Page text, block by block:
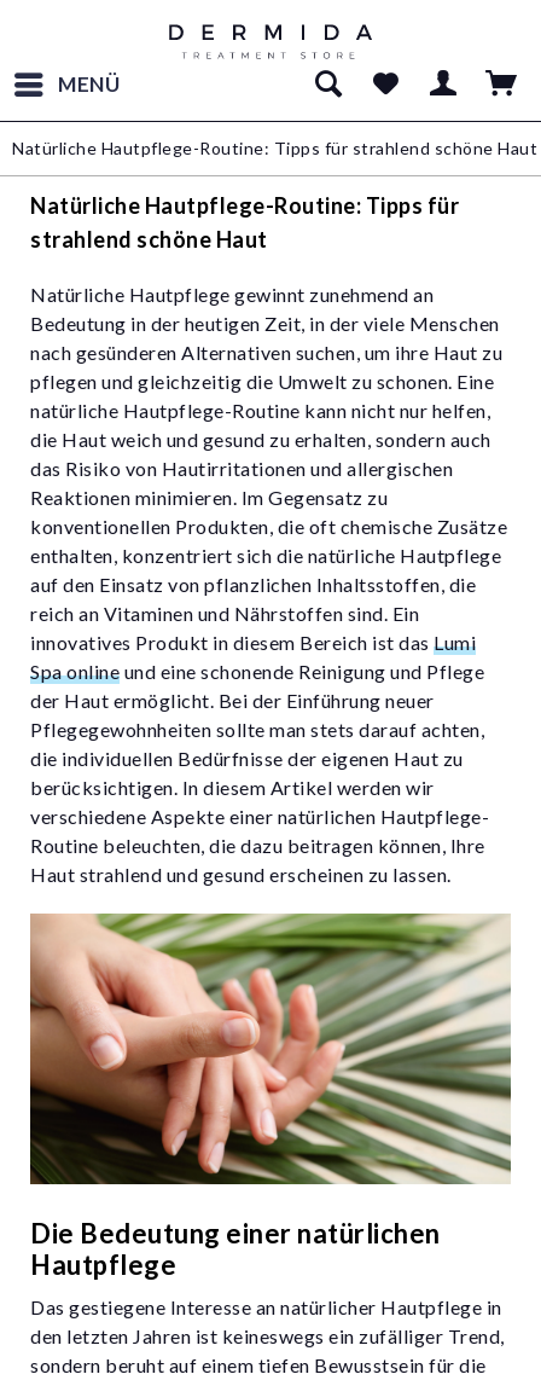
MENÜ
Natürliche Hautpflege-Routine: Tipps für strahlend schöne Haut
Natürliche Hautpflege-Routine: Tipps für
strahlend schöne Haut
Natürliche Hautpflege gewinnt zunehmend an
Bedeutung in der heutigen Zeit, in der viele Menschen
nach gesünderen Alternativen suchen, um ihre Haut zu
pflegen und gleichzeitig die Umwelt zu schonen. Eine
natürliche Hautpflege-Routine kann nicht nur helfen,
die Haut weich und gesund zu erhalten, sondern auch
das Risiko von Hautirritationen und allergischen
Reaktionen minimieren. Im Gegensatz zu
konventionellen Produkten, die oft chemische Zusätze
enthalten, konzentriert sich die natürliche Hautpflege
auf den Einsatz von pflanzlichen Inhaltsstoffen, die
reich an Vitaminen und Nährstoffen sind. Ein
innovatives Produkt in diesem Bereich ist das Lumi
Spa online und eine schonende Reinigung und Pflege
der Haut ermöglicht. Bei der Einführung neuer
Pflegegewohnheiten sollte man stets darauf achten,
die individuellen Bedürfnisse der eigenen Haut zu
berücksichtigen. In diesem Artikel werden wir
verschiedene Aspekte einer natürlichen Hautpflege-
Routine beleuchten, die dazu beitragen können, Ihre
Haut strahlend und gesund erscheinen zu lassen.
Die Bedeutung einer natürlichen
Hautpflege
Das gestiegene Interesse an natürlicher Hautpflege in
den letzten Jahren ist keineswegs ein zufälliger Trend,
sondern beruht auf einem tiefen Bewusstsein für die